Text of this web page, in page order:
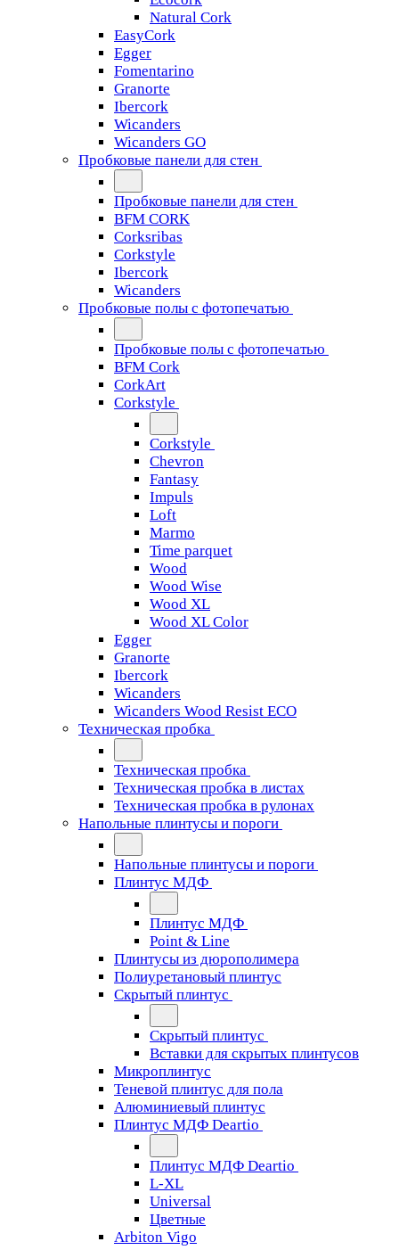
Natural Cork
EasyCork
Egger
Fomentarino
Granorte
Ibercork
Wicanders
Wicanders GO
Пробковые панели для стен
Пробковые панели для стен
BFM CORK
Corksribas
Corkstyle
Ibercork
Wicanders
Пробковые полы с фотопечатью
Пробковые полы с фотопечатью
BFM Cork
CorkArt
Corkstyle
Corkstyle
Chevron
Fantasy
Impuls
Loft
Marmo
Time parquet
Wood
Wood Wise
Wood XL
Wood XL Color
Egger
Granorte
Ibercork
Wicanders
Wicanders Wood Resist ECO
Техническая пробка
Техническая пробка
Техническая пробка в листах
Техническая пробка в рулонах
Напольные плинтусы и пороги
Напольные плинтусы и пороги
Плинтус МДФ
Плинтус МДФ
Point & Line
Плинтусы из дюрополимера
Полиуретановый плинтус
Скрытый плинтус
Скрытый плинтус
Вставки для скрытых плинтусов
Микроплинтус
Теневой плинтус для пола
Алюминиевый плинтус
Плинтус МДФ Deartio
Плинтус МДФ Deartio
L-XL
Universal
Цветные
Arbiton Vigo